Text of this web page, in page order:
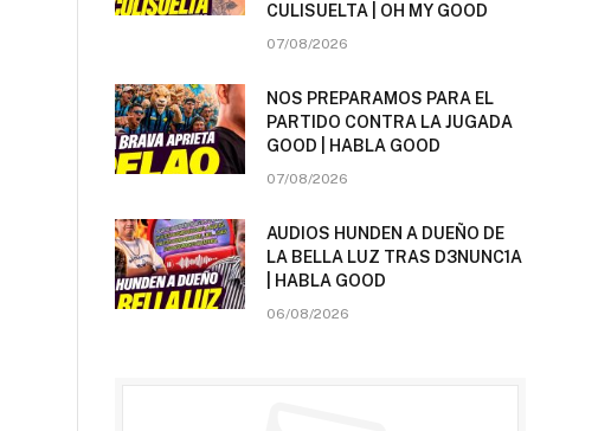
CULISUELTA | OH MY GOOD
07/08/2026
NOS PREPARAMOS PARA EL
PARTIDO CONTRA LA JUGADA
GOOD | HABLA GOOD
07/08/2026
AUDIOS HUNDEN A DUEÑO DE
LA BELLA LUZ TRAS D3NUNC1A
| HABLA GOOD
06/08/2026